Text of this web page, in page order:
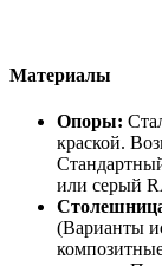
Материалы
Опоры:
краской.
или серый
(Варианты